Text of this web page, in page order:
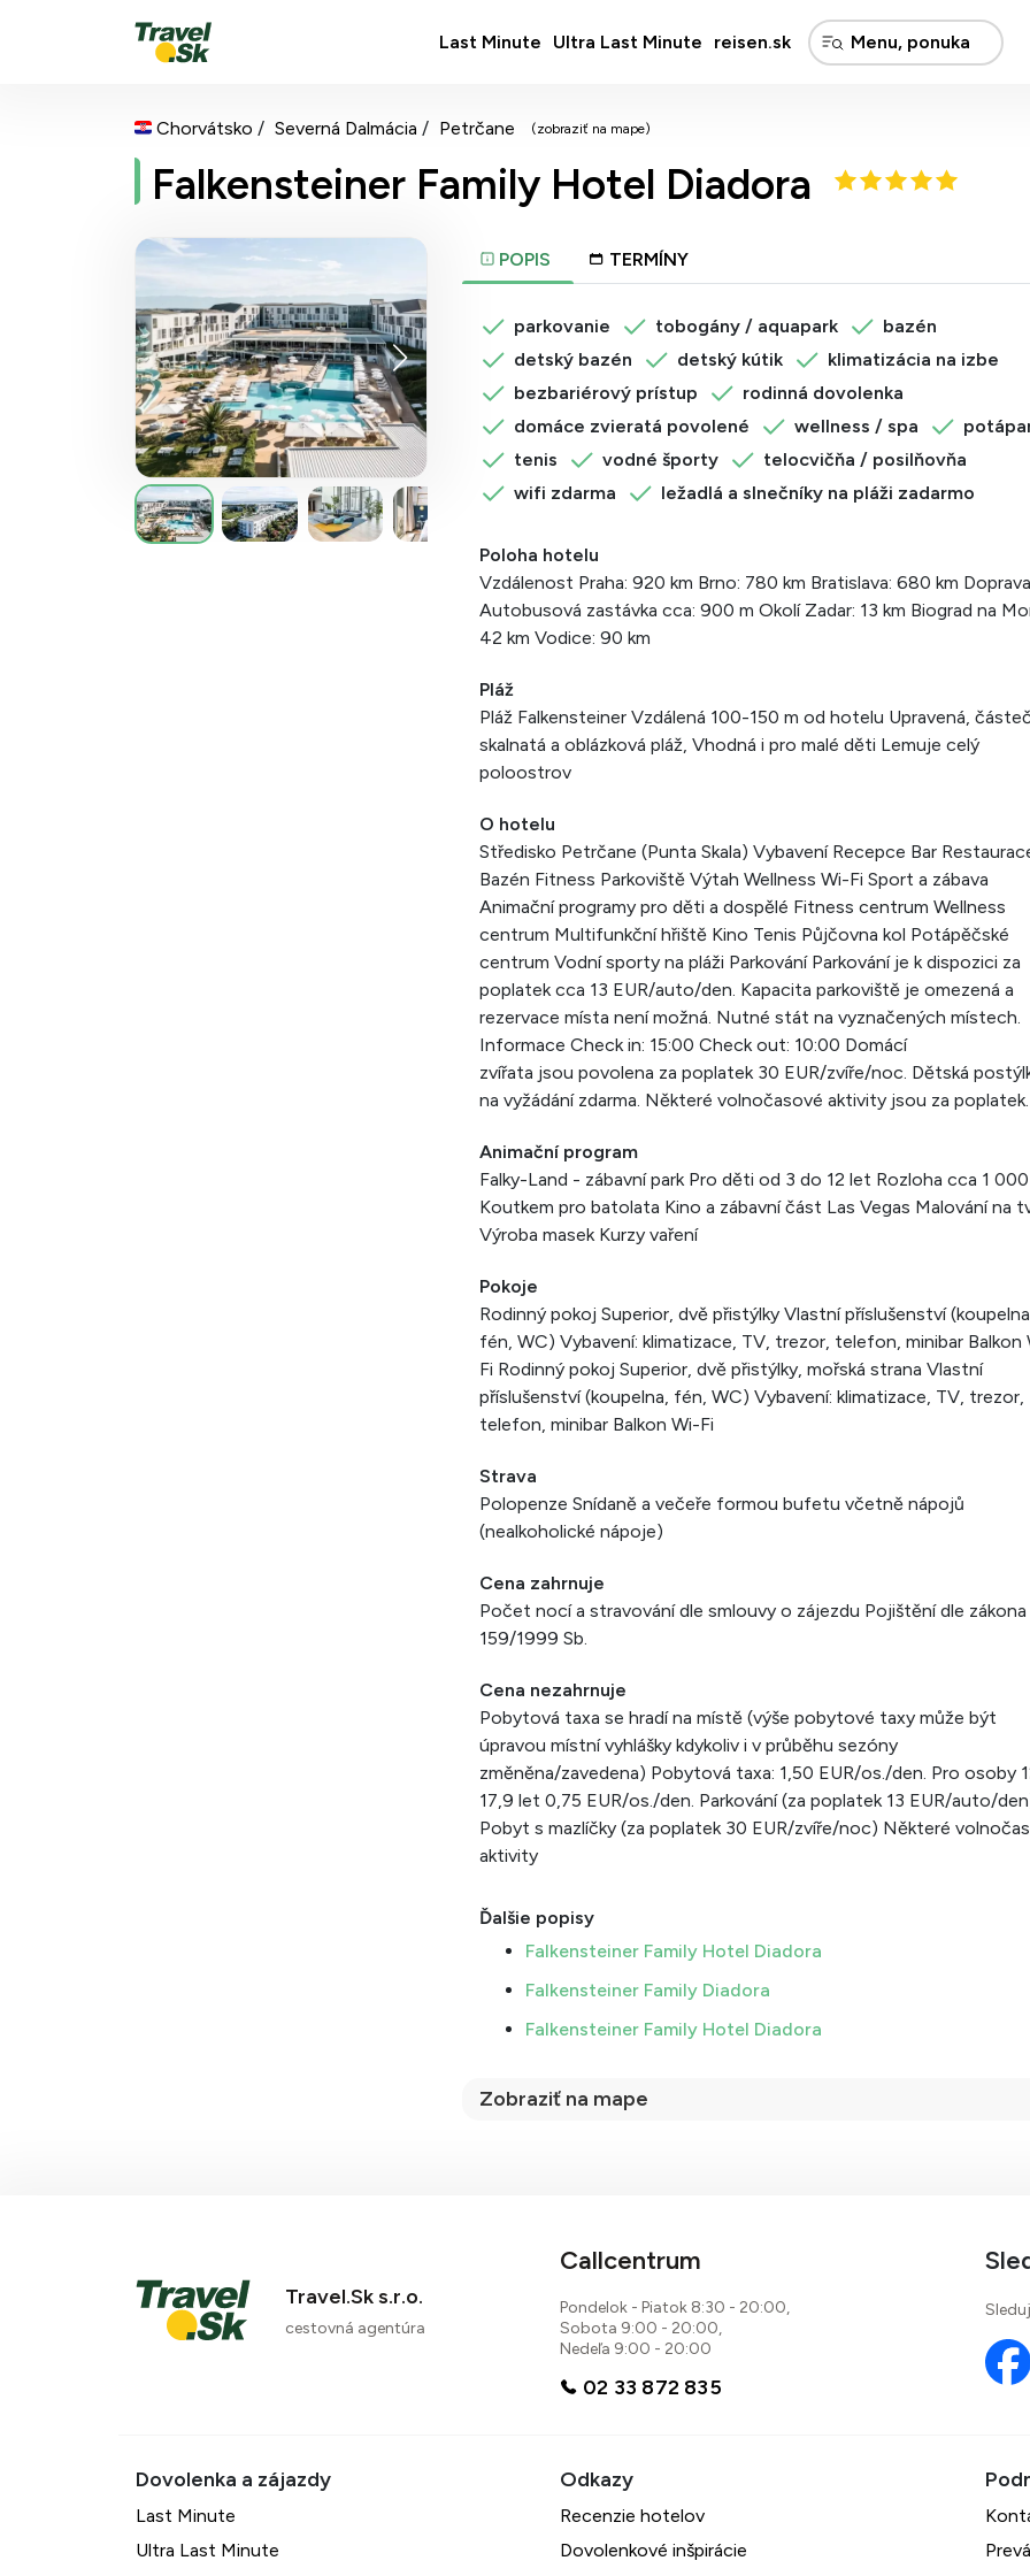
Last Minute Ultra Last Minute reisen.sk
Chorvátsko Severná Dalmácia Petrčane (zobraziť na mape)
Falkensteiner Family Hotel Diadora
POPIS TERMÍNY
parkovanie tobogány / aquapark
bazén
detský bazén
detský kútik
klimatizácia na izbe
bezbariérový prístup
rodinná dovolenka
domáce zvieratá povolené
wellness / spa
tenis
vodné športy
telocvičňa / posilňovňa
wifi zdarma
ležadlá a slnečníky na pláži zadarmo
Poloha hotelu
Vzdálenost Praha: 920 km Brno: 780 km Bratislava: 680 km Doprava
Autobusová zastávka cca: 900 m Okolí Zadar: 13 km Biograd na
42 km Vodice: 90 km
Pláž
Pláž Falkensteiner Vzdálená 100-150 m od hotelu Upravená,
skalnatá a oblázková pláž, Vhodná i pro malé děti Lemuje celý
poloostrov
O hotelu
Středisko Petrčane (Punta Skala) Vybavení Recepce Bar
Bazén Fitness Parkoviště Výtah Wellness Wi-Fi Sport a zábava
Animační programy pro děti a dospělé Fitness centrum Wellness
centrum Multifunkční hřiště Kino Tenis Půjčovna kol Potápěčské
centrum Vodní sporty na pláži Parkování Parkování je k dispozici za
poplatek cca 13 EUR/auto/den. Kapacita parkoviště je omezená a
rezervace místa není možná. Nutné stát na vyznačených místech.
Informace Check in: 15:00 Check out: 10:00 Domácí
zvířata jsou povolena za poplatek 30 EUR/zvíře/noc. Dětská
na vyžádání zdarma. Některé volnočasové aktivity jsou za poplatek.
Animační program
Falky-Land - zábavní park Pro děti od 3 do 12 let Rozloha cca 1 000
Koutkem pro batolata Kino a zábavní část Las Vegas Malování na
Výroba masek Kurzy vaření
Pokoje
Rodinný pokoj Superior, dvě přistýlky Vlastní příslušenství
fén, WC) Vybavení: klimatizace, TV, trezor, telefon, minibar Balkon
Fi Rodinný pokoj Superior, dvě přistýlky, mořská strana Vlastní
příslušenství (koupelna, fén, WC) Vybavení: klimatizace, TV, trezor,
telefon, minibar Balkon Wi-Fi
Strava
Polopenze Snídaně a večeře formou bufetu včetně nápojů
(nealkoholické nápoje)
Cena zahrnuje
Počet nocí a stravování dle smlouvy o zájezdu Pojištění dle zákona
159/1999 Sb.
Cena nezahrnuje
Pobytová taxa se hradí na místě (výše pobytové taxy může být
úpravou místní vyhlášky kdykoliv i v průběhu sezóny
změněna/zavedena) Pobytová taxa: 1,50 EUR/os./den. Pro osoby
17,9 let 0,75 EUR/os./den. Parkování (za poplatek 13 EUR/auto/
Pobyt s mazlíčky (za poplatek 30 EUR/zvíře/noc) Některé
aktivity
Ďalšie popisy
Falkensteiner Family Hotel Diadora
Falkensteiner Family Diadora
Falkensteiner Family Hotel Diadora
Zobraziť na mape
Travel.Sk s.r.o.
cestovná agentúra
Callcentrum
Pondelok - Piatok 8:30 - 20:00,
Sobota 9:00 - 20:00,
Nedeľa 9:00 - 20:00
02 33 872 835
Last Minute
Ultra Last Minute
Recenzie hotelov
Dovolenkové inšpirácie